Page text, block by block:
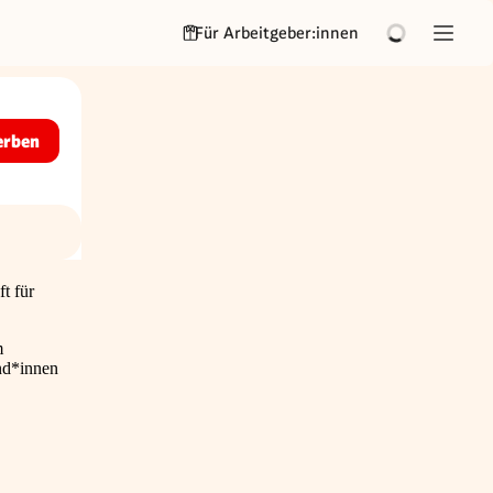
Für Arbeitgeber:innen
für